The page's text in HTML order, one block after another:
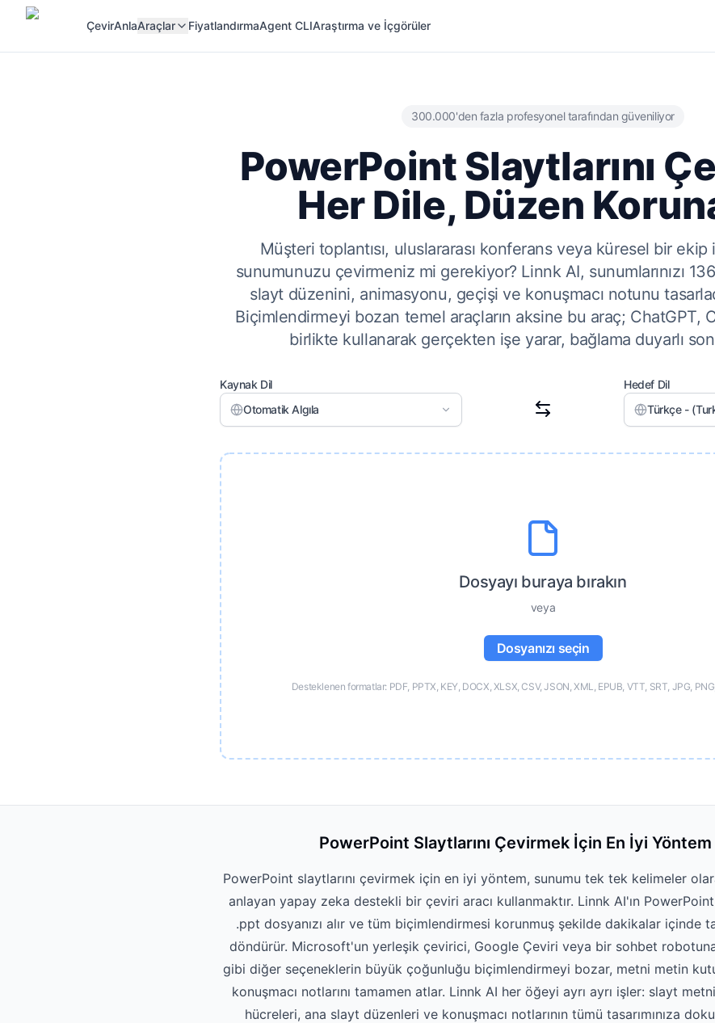
ÇevirAnlaAraçlar FiyatlandırmaAgent CLIAraştırma ve İçgörüler
300.000'den fazla profesyonel tarafından güveniliyor
PowerPoint Slaytlarını
Her Dile, Düzen
Müşteri toplantısı, uluslararası konferans veya küresel bir
sunumunuzu çevirmeniz mi gerekiyor? Linnk AI, sunumlarınızı
slayt düzenini, animasyonu, geçişi ve konuşmacı notunu
Biçimlendirmeyi bozan temel araçların aksine bu araç; ChatGPT,
birlikte kullanarak gerçekten işe yarar, bağlama duyarlı
Kaynak Dil
Otomatik Algıla
Hedef Dil
Türkçe -
Dosyayı buraya bırakın
veya
Dosyanızı seçin
Desteklenen formatlar: PDF, PPTX, KEY, DOCX, XLSX, CSV, JSON, XML, EPUB, VTT, SRT, JPG,
PowerPoint Slaytlarını Çevirmek İçin En İyi
PowerPoint slaytlarını çevirmek için en iyi yöntem, sunumu tek tek kelimeler
anlayan yapay zeka destekli bir çeviri aracı kullanmaktır. Linnk AI'ın
.ppt dosyanızı alır ve tüm biçimlendirmesi korunmuş şekilde dakikalar içinde
döndürür. Microsoft'un yerleşik çevirici, Google Çeviri veya bir sohbet robotuna
gibi diğer seçeneklerin büyük çoğunluğu biçimlendirmeyi bozar, metni metin
konuşmacı notlarını tamamen atlar. Linnk AI her öğeyi ayrı ayrı işler: slayt
hücreleri, ana slayt düzenleri ve konuşmacı notlarının tümü tasarımınıza